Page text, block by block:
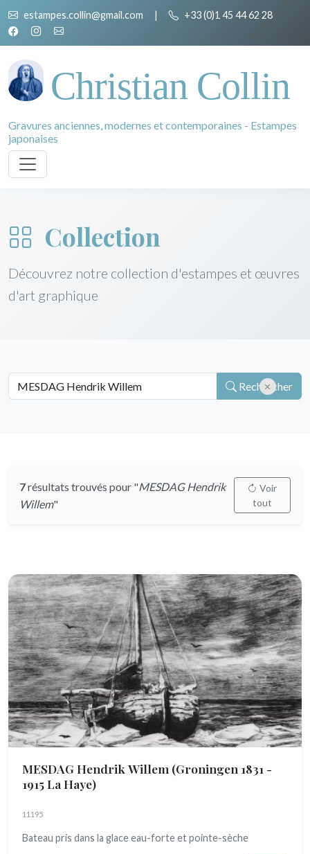
estampes.collin@gmail.com | +33 (0)1 45 44 62 28
Christian Collin
Gravures anciennes, modernes et contemporaines - Estampes
japonaises
Collection
Découvrez notre collection d'estampes et œuvres
d'art graphique
Rechercher
7résultats trouvés pour "MESDAG Hendrik
Willem"
Voir
tout
MESDAG Hendrik Willem (Groningen 1831 -
1915 La Haye)
11195
Bateau pris dans la glace eau-forte et pointe-sèche